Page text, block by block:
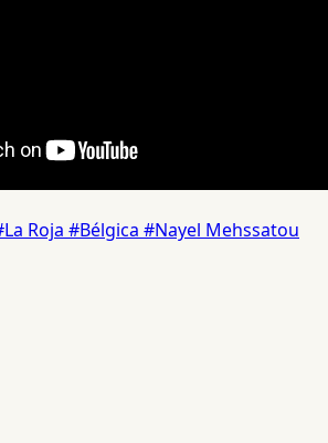
Roja #Bélgica #Nayel Mehssatou